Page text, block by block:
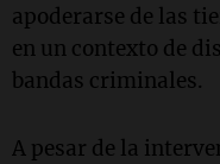
apoderarse de las
en un contexto de
bandas criminales.
A pesar de la